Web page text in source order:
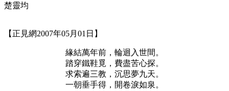
楚靈均
【正見網2007年05月01日】
緣結萬年前，輪迴入世間。
踏穿鐵鞋覓，費盡苦心探。
求索遍三教，沉思夢九天。
一朝垂手得，開卷淚如泉。